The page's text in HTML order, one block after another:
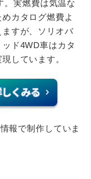
。実燃費は気温な
カタログ燃費よ
すが、ソリオバ
ド4WD車はカタ
しています。
報で制作していま